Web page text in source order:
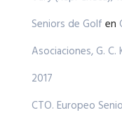
Seniors de Golf en
Asociaciones, G. C.
2017
CTO. Europeo